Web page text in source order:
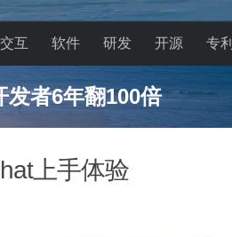
交互 软件 研发 开源 专利
者6年翻100倍
上手体验